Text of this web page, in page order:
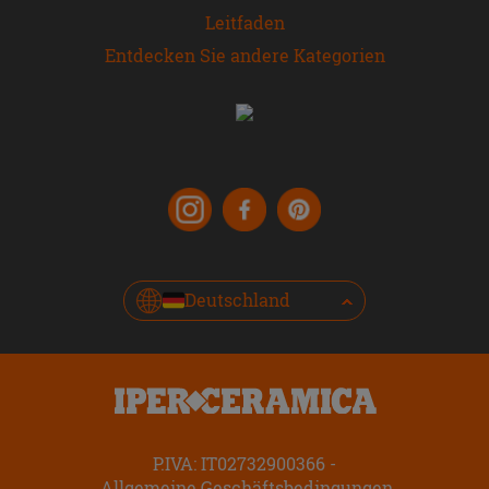
Leitfaden
Entdecken Sie andere Kategorien
Deutschland
P.IVA: IT02732900366